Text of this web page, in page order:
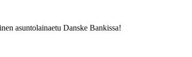
asuntolainaetu Danske Bankissa!